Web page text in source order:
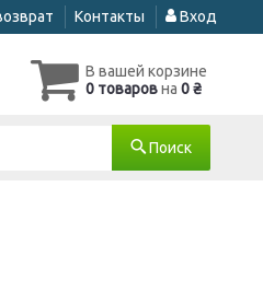
Контакты Вход
В вашей корзине
0 товаровна 0 ₴
Поиск